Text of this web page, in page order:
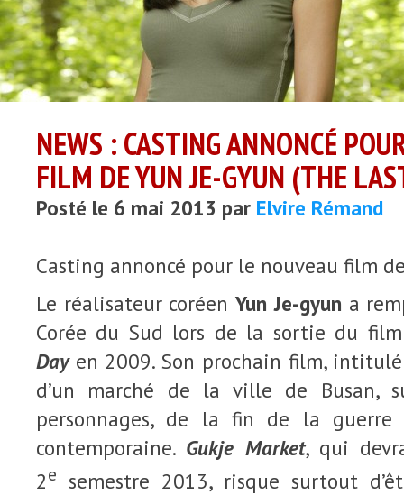
NEWS : CASTING ANNONCÉ
FILM DE YUN JE-GYUN (THE
Posté le 6 mai 2013 par Elvire Rémand
Casting annoncé pour le nouveau film
Le réalisateur coréenYun Je-gyun a
Corée du Sud lors de la sortie du
Dayen 2009. Son prochain film,
d’un marché de la ville de Busan,
personnages, de la fin de la guerre
contemporaine. Gukje Market, qui
2e semestre 2013, risque surtout